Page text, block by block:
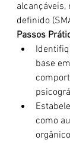
alcançáveis,
definido
Passos
base
como